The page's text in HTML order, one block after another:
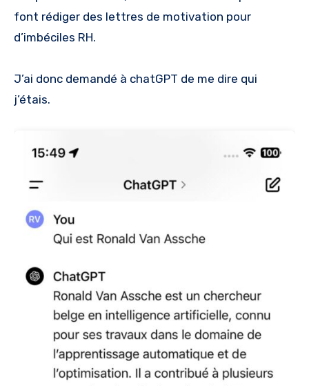
font rédiger des lettres de motivation pour
d’imbéciles RH.
J’ai donc demandé à chatGPT de me dire qui
j’étais.